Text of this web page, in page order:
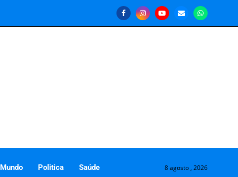
Mundo Politica Saúde 8 agosto , 2026